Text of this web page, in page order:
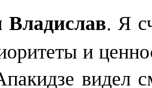
. Я
и
видел